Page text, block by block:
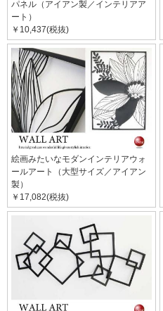
パネル（アイアン製／インテリアア
ート）
￥10,437(税抜)
絵画みたいなモダンインテリアウォ
ールアート（大型サイズ／アイアン
製）
￥17,082(税抜)